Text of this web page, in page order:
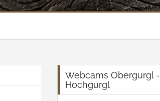
Webcams Obergurgl -
Hochgurgl